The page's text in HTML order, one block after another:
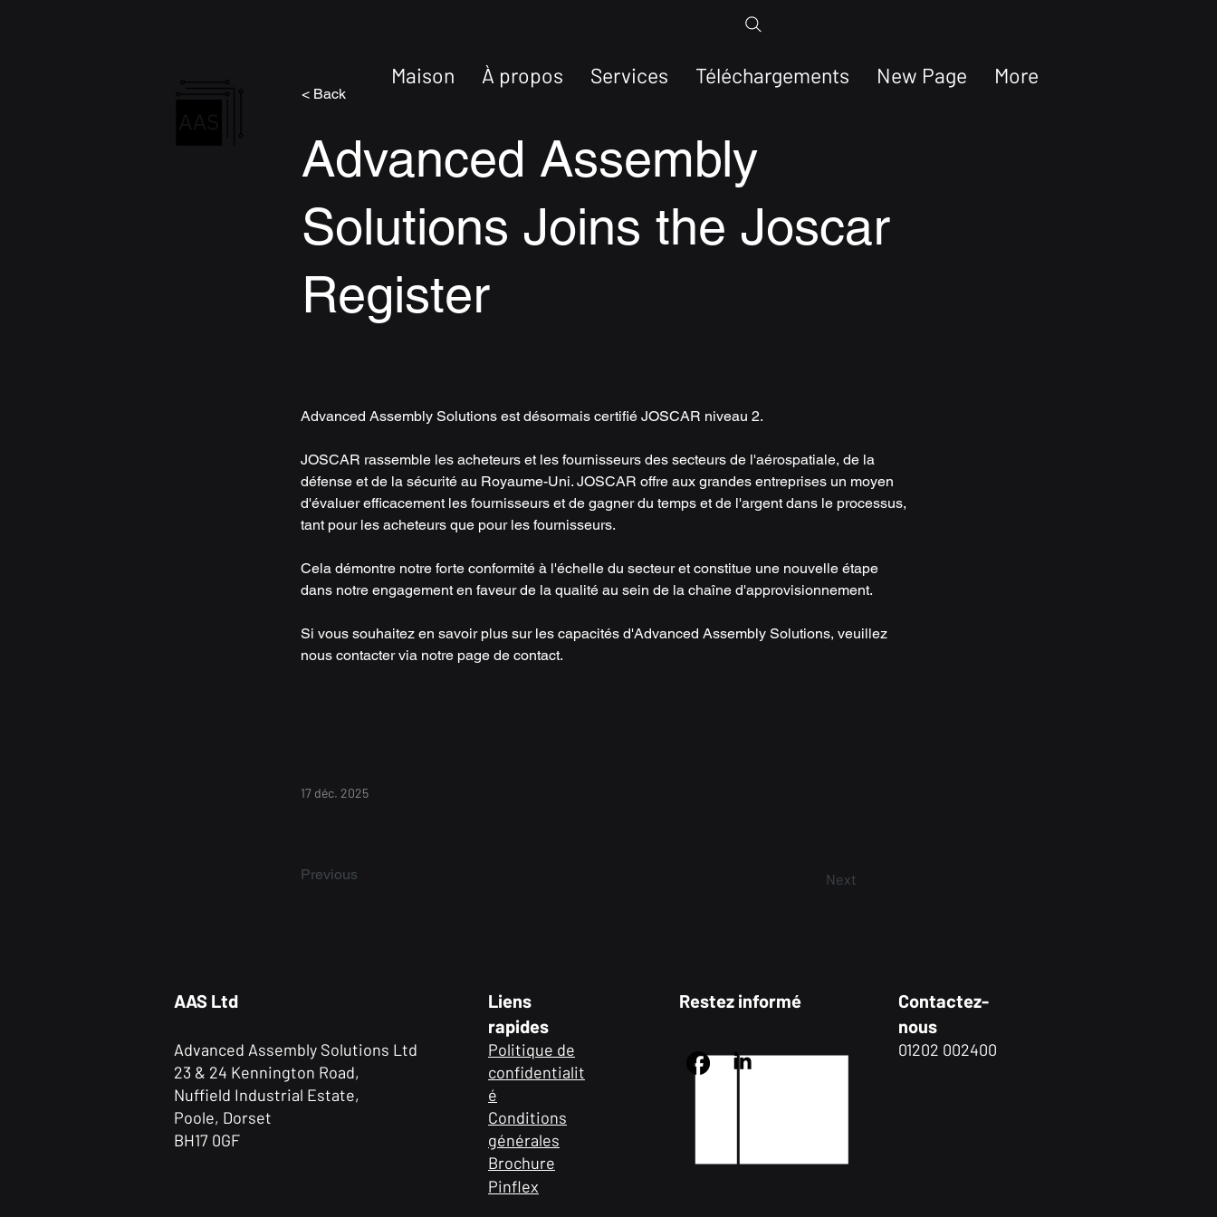
< Back
Advanced Assembly
Solutions Joins the Joscar
Register
Advanced Assembly Solutions est désormais certifié JOSCAR niveau 2.
JOSCAR rassemble les acheteurs et les fournisseurs des secteurs de l'aérospatiale, de la
défense et de la sécurité au Royaume-Uni. JOSCAR offre aux grandes entreprises un moyen
d'évaluer efficacement les fournisseurs et de gagner du temps et de l'argent dans le processus,
tant pour les acheteurs que pour les fournisseurs.
Cela démontre notre forte conformité à l'échelle du secteur et constitue une nouvelle étape
dans notre engagement en faveur de la qualité au sein de la chaîne d'approvisionnement.
Si vous souhaitez en savoir plus sur les capacités d'Advanced Assembly Solutions, veuillez
nous contacter via notre page de contact.
17 déc. 2025
Previous Next
Maison À propos Services Téléchargements New Page More
AAS Ltd
Advanced Assembly Solutions Ltd
23 & 24 Kennington Road,
Nuffield Industrial Estate,
Poole, Dorset
BH17 0GF
Liens
rapides
Politique de
confidentialit
é
Conditions
générales
Brochure
Pinflex
Restez informé
Contactez-
nous
01202 002400